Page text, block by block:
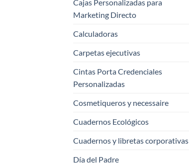
Cajas Personalizadas para
Marketing Directo
Calculadoras
Carpetas ejecutivas
Cintas Porta Credenciales
Personalizadas
Cosmetiqueros y necessaire
Cuadernos Ecológicos
Cuadernos y libretas corporativas
Día del Padre